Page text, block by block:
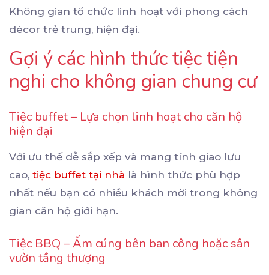
Không gian tổ chức linh hoạt với phong cách
décor trẻ trung, hiện đại.
Gợi ý các hình thức tiệc tiện
nghi cho không gian chung cư
Tiệc buffet – Lựa chọn linh hoạt cho căn hộ
hiện đại
Với ưu thế dễ sắp xếp và mang tính giao lưu
cao, tiệc buffet tại nhà là hình thức phù hợp
nhất nếu bạn có nhiều khách mời trong không
gian căn hộ giới hạn.
Tiệc BBQ – Ấm cúng bên ban công hoặc sân
vườn tầng thượng